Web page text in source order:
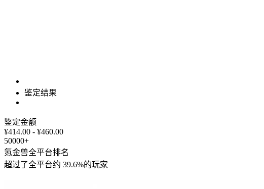
鉴定结果
鉴定金额
¥414.00 - ¥460.00
50000+
氪金兽全平台排名
超过了全平台约 39.6%的玩家